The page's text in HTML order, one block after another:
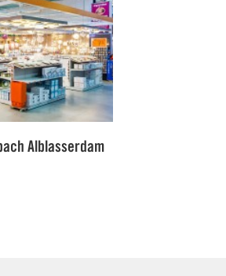
Alblasserdam